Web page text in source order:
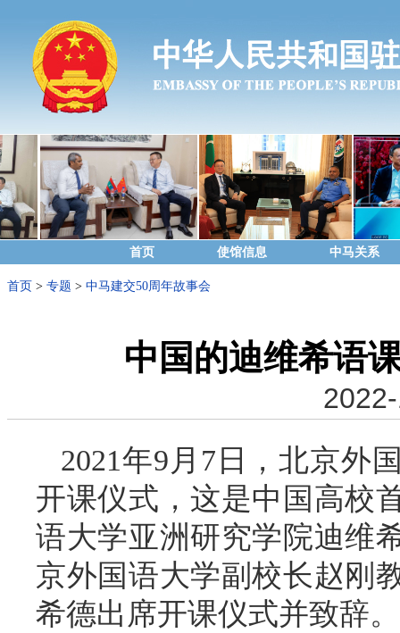
首页 使馆信息 中马关系
首页 > 专题 > 中马建交50周年故事会
中国的迪维希语
2021年9月7日，北京外
开课仪式，这是中国高校
语大学亚洲研究学院迪维
京外国语大学副校长赵刚
希德出席开课仪式并致辞。